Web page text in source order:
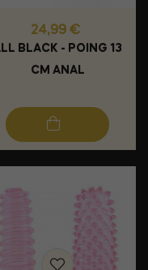
Prix
24,99 €
BLACK - POING 13
CM ANAL